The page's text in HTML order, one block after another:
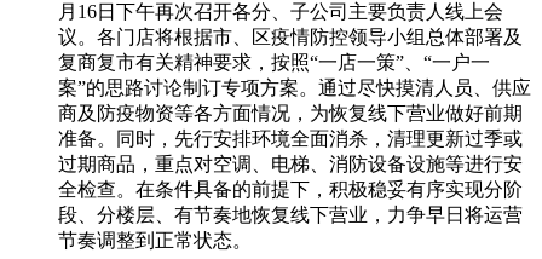
月 16日下午再次召开各分、子公司主要负责人线上会
议。各门店将根据市、区疫情防控领导小组总体部署及
复商复市有关精神要求，按照“一店一策”、“一户一
案”的思路讨论制订专项方案。通过尽快摸清人员、供应
商及防疫物资等各方面情况，为恢复线下营业做好前期
准备。同时，先行安排环境全面消杀，清理更新过季或
过期商品，重点对空调、电梯、消防设备设施等进行安
全检查。在条件具备的前提下，积极稳妥有序实现分阶
段、分楼层、有节奏地恢复线下营业，力争早日将运营
节奏调整到正常状态。